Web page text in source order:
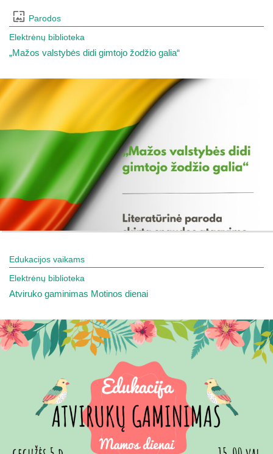
Parodos
Elektrėnų biblioteka
„Mažos valstybės didi gimtojo žodžio galia“
Edukacijos vaikams
Elektrėnų biblioteka
Atviruko gaminimas Motinos dienai